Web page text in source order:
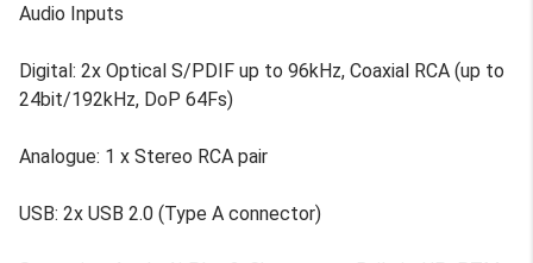
Audio Inputs
Digital: 2x Optical S/PDIF up to 96kHz, Coaxial RCA (up to
24bit/192kHz, DoP 64Fs)
Analogue: 1 x Stereo RCA pair
USB: 2x USB 2.0 (Type A connector)